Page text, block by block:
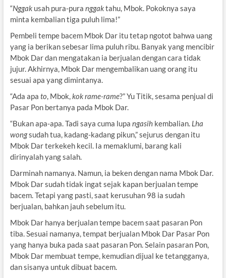
“Nggakusah pura-pura nggaktahu, Mbok. Pokoknya saya
minta kembalian tiga puluh lima!”
Pembeli tempe bacem Mbok Dar itu tetap ngotot bahwa uang
yang ia berikan sebesar lima puluh ribu. Banyak yang mencibir
Mbok Dar dan mengatakan ia berjualan dengan cara tidak
jujur. Akhirnya, Mbok Dar mengembalikan uang orang itu
sesuai apa yang dimintanya.
“Ada apa to, Mbok,kok rame-rame?” Yu Titik, sesama penjual di
Pasar Pon bertanya pada Mbok Dar.
“Bukan apa-apa. Tadi saya cuma lupa ngasihkembalian. Lha
wongsudah tua, kadang-kadang pikun,” sejurus dengan itu
Mbok Dar terkekeh kecil. Ia memaklumi, barang kali
dirinyalah yang salah.
Darminah namanya. Namun, ia beken dengan nama Mbok Dar.
Mbok Dar sudah tidak ingat sejak kapan berjualan tempe
bacem. Tetapi yang pasti, saat kerusuhan 98 ia sudah
berjualan, bahkan jauh sebelum itu.
Mbok Dar hanya berjualan tempe bacem saat pasaran Pon
tiba. Sesuai namanya, tempat berjualan Mbok Dar Pasar Pon
yang hanya buka pada saat pasaran Pon. Selain pasaran Pon,
Mbok Dar membuat tempe, kemudian dijual ke tetangganya,
dan sisanya untuk dibuat bacem.